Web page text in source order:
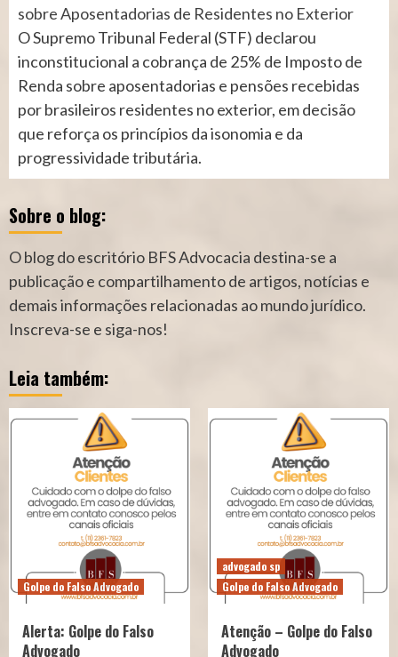
sobre Aposentadorias de Residentes no Exterior
O Supremo Tribunal Federal (STF) declarou
inconstitucional a cobrança de 25% de Imposto de
Renda sobre aposentadorias e pensões recebidas
por brasileiros residentes no exterior, em decisão
que reforça os princípios da isonomia e da
progressividade tributária.
Sobre o blog:
O blog do escritório BFS Advocacia destina-se a
publicação e compartilhamento de artigos, notícias e
demais informações relacionadas ao mundo jurídico.
Inscreva-se e siga-nos!
Leia também:
Golpe do Falso Advogado
Alerta: Golpe do Falso
Advogado
advogado sp
Golpe do Falso Advogado
Atenção – Golpe do Falso
Advogado